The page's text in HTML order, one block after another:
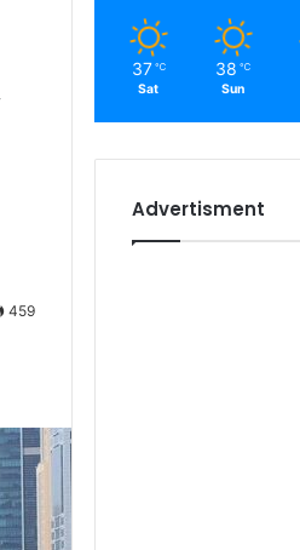
459
37 ℃
Sat
38 ℃
Sun
Advertisment